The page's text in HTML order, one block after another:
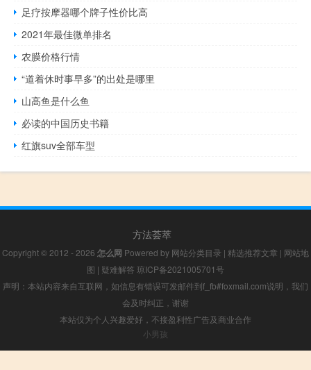
足疗按摩器哪个牌子性价比高
2021年最佳微单排名
农膜价格行情
“道着休时事早多”的出处是哪里
山高鱼是什么鱼
必读的中国历史书籍
红旗suv全部车型
方法荟萃
Copyright © 2012 - 2026 怎么网 Powered by 网站分类目录 | 精选推荐文章 | 网站地
图 | 疑难解答 琼ICP备2021005701号
声明：本站内容来自互联网，如信息有错误可发邮件到f_fb#foxmail.com说明，我们
会及时纠正，谢谢
本站仅为个人兴趣爱好，不接盈利性广告及商业合作
小男孩